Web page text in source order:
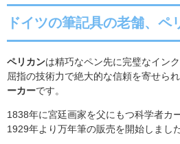
ドイツの筆記具の老舗、ペ
ペリカンは精巧なペン先に完璧なイン
屈指の技術力で絶大的な信頼を寄せられ
ーカーです。
1838年に宮廷画家を父にもつ科学者カ
1929年より万年筆の販売を開始しました